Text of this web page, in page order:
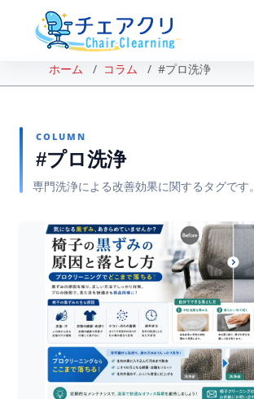
ホーム コラム #プロ洗浄
COLUMN
#プロ洗浄
専門洗浄による改善効果に関するタグです。